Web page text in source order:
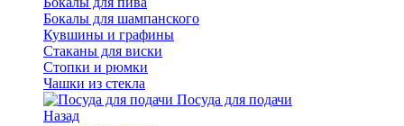
Бокалы для шампанского
Кувшины и графины
Стаканы для виски
Стопки и рюмки
Чашки из стекла
Посуда для подачи
Назад